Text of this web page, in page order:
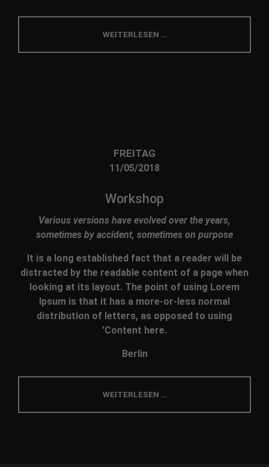
WEITERLESEN …
FREITAG
11/05/2018
Workshop
Various versions have evolved over the years,
sometimes by accident, sometimes on purpose
It is a long established fact that a reader will be
distracted by the readable content of a page when
looking at its layout. The point of using Lorem
Ipsum is that it has a more-or-less normal
distribution of letters, as opposed to using
'Content here.
Berlin
WEITERLESEN …